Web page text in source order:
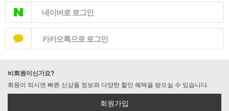
네이버로 로그인
카카오톡으로 로그인
비회원이신가요?
회원이 되시면 빠른 신상품 정보와 다양한 할인 혜택을 받으실 수 있습니다.
회원가입